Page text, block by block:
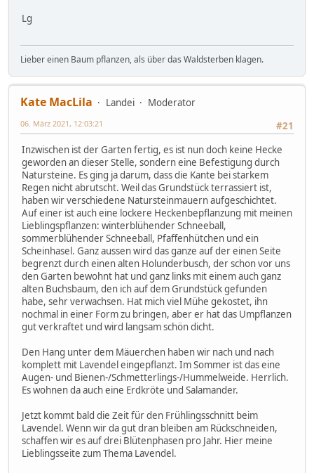
Lg
Lieber einen Baum pflanzen, als über das Waldsterben klagen.
Kate MacLila Landei
Moderator
#21
06. März 2021, 12:03:21
Inzwischen ist der Garten fertig, es ist nun doch keine Hecke
geworden an dieser Stelle, sondern eine Befestigung durch
Natursteine. Es ging ja darum, dass die Kante bei starkem
Regen nicht abrutscht. Weil das Grundstück terrassiert ist,
haben wir verschiedene Natursteinmauern aufgeschichtet.
Auf einer ist auch eine lockere Heckenbepflanzung mit meinen
Lieblingspflanzen: winterblühender Schneeball,
sommerblühender Schneeball, Pfaffenhütchen und ein
Scheinhasel. Ganz aussen wird das ganze auf der einen Seite
begrenzt durch einen alten Holunderbusch, der schon vor uns
den Garten bewohnt hat und ganz links mit einem auch ganz
alten Buchsbaum, den ich auf dem Grundstück gefunden
habe, sehr verwachsen. Hat mich viel Mühe gekostet, ihn
nochmal in einer Form zu bringen, aber er hat das Umpflanzen
gut verkraftet und wird langsam schön dicht.
Den Hang unter dem Mäuerchen haben wir nach und nach
komplett mit Lavendel eingepflanzt. Im Sommer ist das eine
Augen- und Bienen-/Schmetterlings-/Hummelweide. Herrlich.
Es wohnen da auch eine Erdkröte und Salamander.
Jetzt kommt bald die Zeit für den Frühlingsschnitt beim
Lavendel. Wenn wir da gut dran bleiben am Rückschneiden,
schaffen wir es auf drei Blütenphasen pro Jahr. Hier meine
Lieblingsseite zum Thema Lavendel.